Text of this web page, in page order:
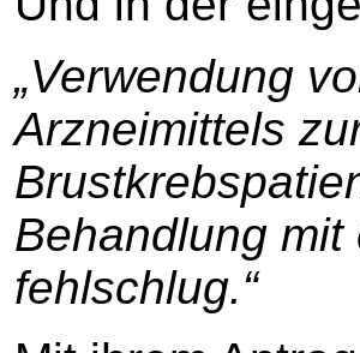
„Verwendung
Arzneimittels
Behandlung
fehlschlug.“